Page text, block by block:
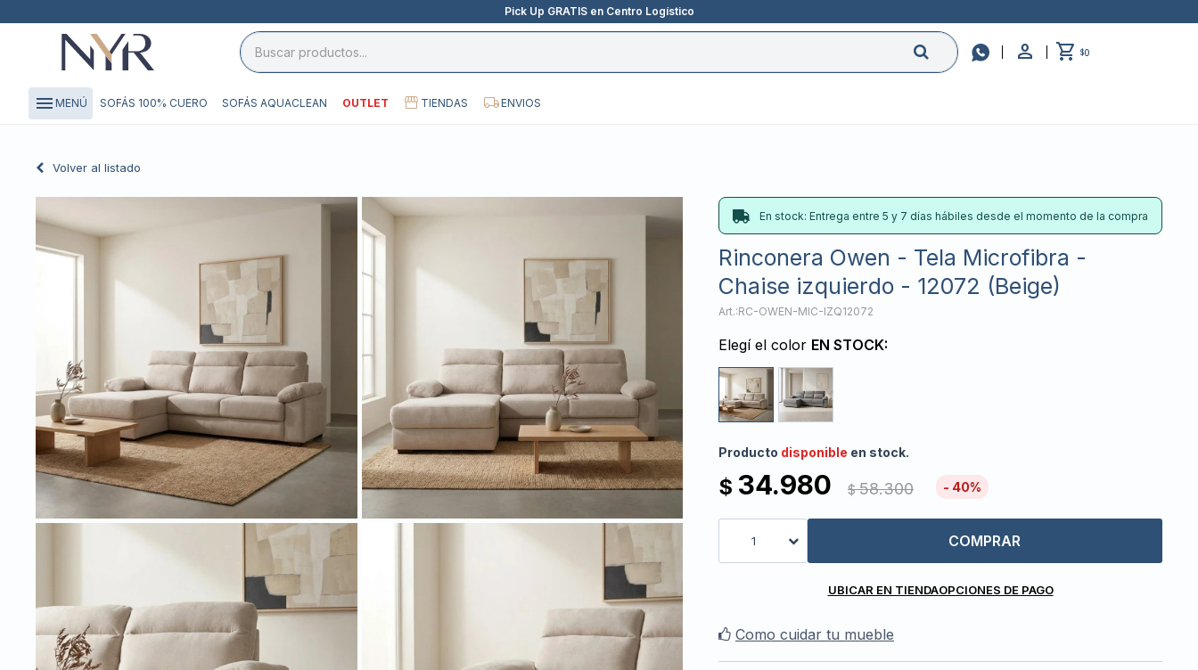
Pick Up GRATIS en Centro Logístico
 $0
menu MENÚ SOFÁS 100% CUERO SOFÁS AQUACLEAN OUTLET TIENDAS ENVIOS
Volver al listado
En stock: Entrega entre 5 y 7 días hábiles desde el momento de la compra
Rinconera Owen - Tela Microfibra -
Chaise izquierdo - 12072 (Beige)
RC-OWEN-MIC-IZQ12072
Elegí el color EN STOCK:
Producto disponible en stock.
$ 34.980 $ 58.300 40
1 COMPRAR
UBICAR EN TIENDAOPCIONES DE PAGO
Como cuidar tu mueble
close